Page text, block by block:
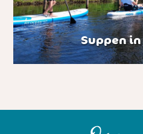
Suppen